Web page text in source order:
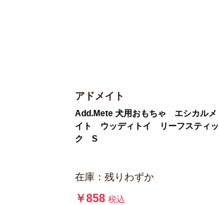
アドメイト
Add.Mete 犬用おもちゃ エシカルメ
イト ウッディトイ リーフスティッ
ク S
在庫：残りわずか
￥858 税込